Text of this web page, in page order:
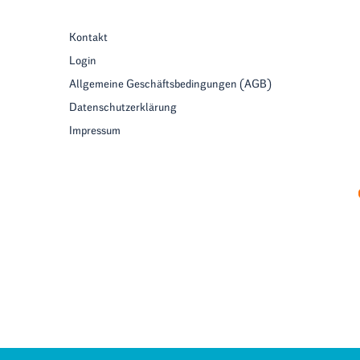
Kontakt
Login
Allgemeine Geschäftsbedingungen (AGB)
Datenschutzerklärung
Impressum